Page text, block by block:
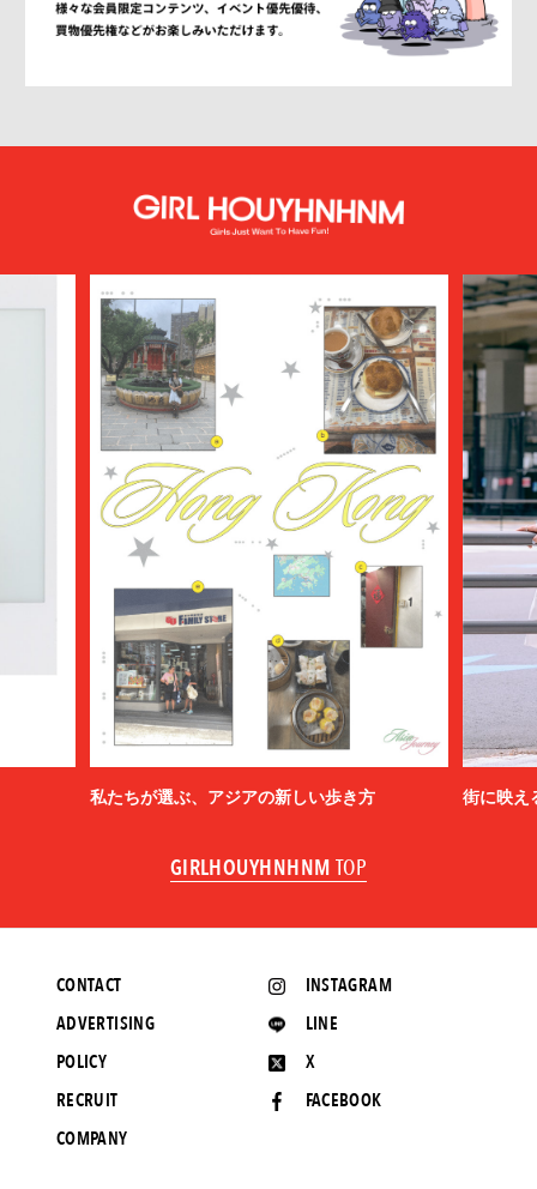
私たちが選ぶ、アジアの新しい歩き方 街に映え
GIRLHOUYHNHNM TOP
INSTAGRAM
LINE
X
FACEBOOK
CONTACT
ADVERTISING
POLICY
RECRUIT
COMPANY